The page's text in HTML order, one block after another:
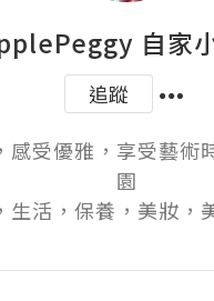
自家
追蹤
感受優雅，享受藝術
園
生活，保養，美妝，